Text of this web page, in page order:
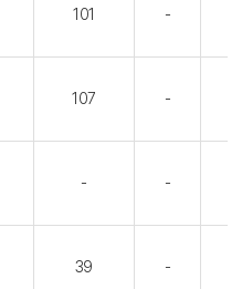
101 -
107 -
- -
39 -